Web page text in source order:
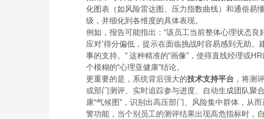
化图表（如风险雷达图、压力指数曲线）和通俗易
级，并细化到各维度的具体表现。
例如，报告可能指出：“该员工当前整体心理状态良
应对’得分偏低，提示在面临挑战时容易感到无助
事的支持。” 这种精准的“画像”，使得直线经理或
个模糊的“心理亚健康”结论。
更重要的是，系统背后强大的技术支持平台 ，将测
或部门测评、实时追踪参与进度、自动生成团队聚
康“气候图”，识别出高压部门、风险集中群体，从
警功能，当个别员工的测评结果出现高危指标时，